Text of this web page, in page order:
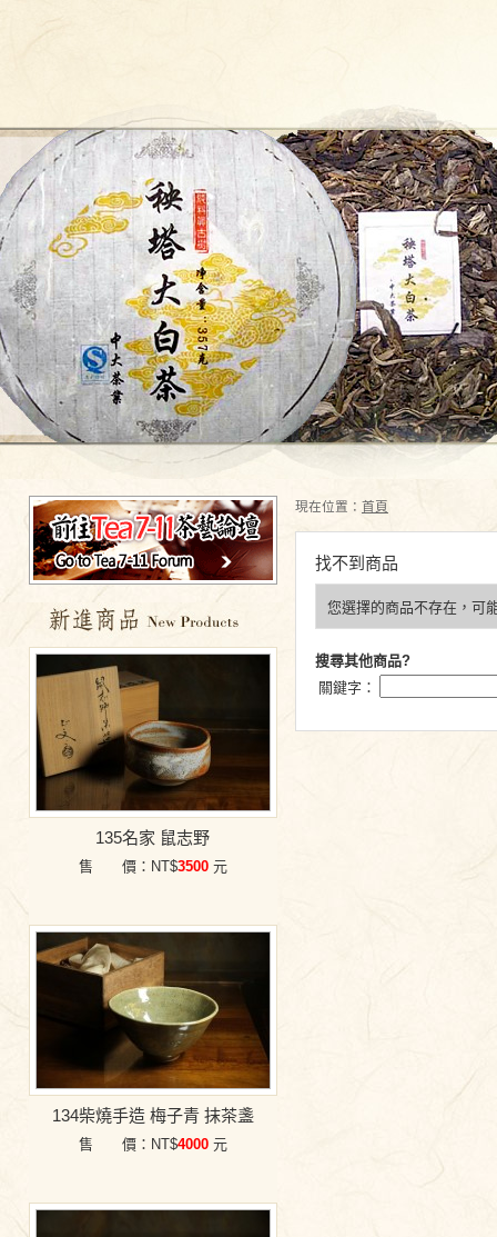
135名家 鼠志野
售 價：NT$3500 元
134柴燒手造 梅子青 抹茶盞
售 價：NT$4000 元
現在位置： 首頁
找不到商品
您選擇的商品不存在，可
搜尋其他商品?
關鍵字：